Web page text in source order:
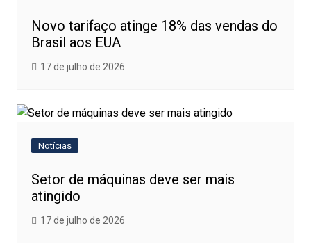
Novo tarifaço atinge 18% das vendas do
Brasil aos EUA
17 de julho de 2026
Notícias
Setor de máquinas deve ser mais
atingido
17 de julho de 2026